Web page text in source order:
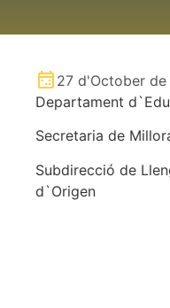
27 d'October
Departament
Secretaria de
Subdirecció de
d`Origen